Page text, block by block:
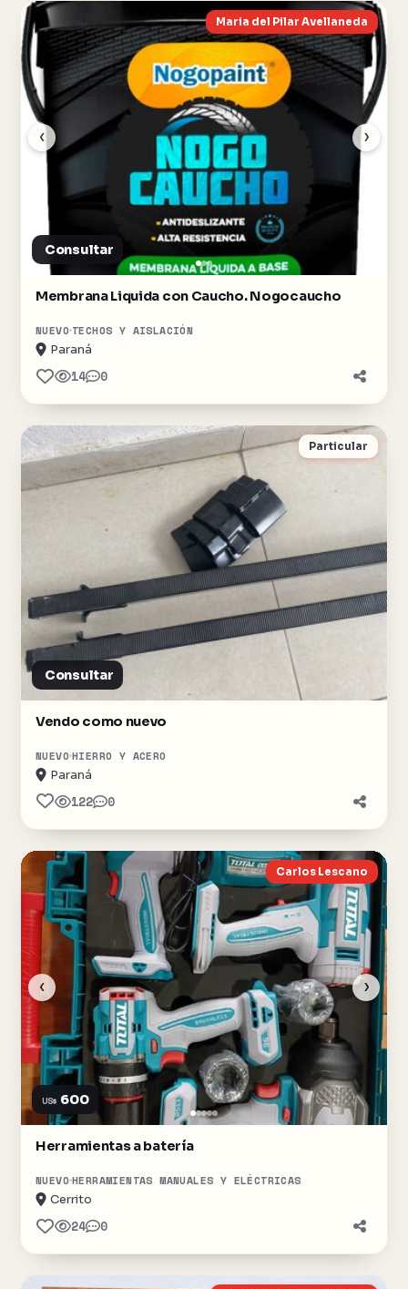
‹ ›
Maria del Pilar Avellaneda
Consultar
Membrana Liquida con Caucho. Nogocaucho
NUEVO TECHOS Y AISLACIÓN
Paraná
14 0
Particular
Consultar
Vendo como nuevo
NUEVO HIERRO Y ACERO
Paraná
122 0
‹ ›
Carlos Lescano
US$ 600
Herramientas a batería
NUEVO HERRAMIENTAS MANUALES Y ELÉCTRICAS
Cerrito
24 0